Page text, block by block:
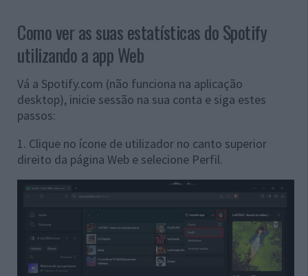
Como ver as suas estatísticas do Spotify
utilizando a app Web
Vá a Spotify.com (não funciona na aplicação
desktop), inicie sessão na sua conta e siga estes
passos:
1. Clique no ícone de utilizador no canto superior
direito da página Web e selecione Perfil.